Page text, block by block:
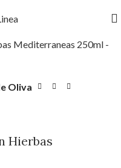
Oliva
Hierbas